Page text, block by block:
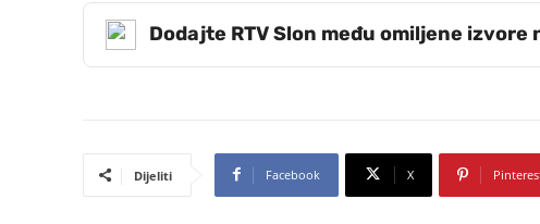
Dodajte RTV Slon među omiljene izvore
Dijeliti Facebook X